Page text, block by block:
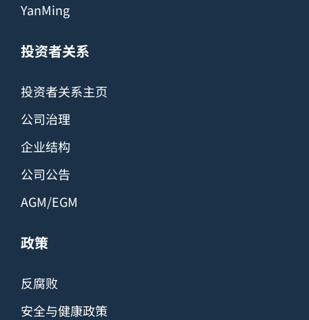
YanMing
投资者关系
投资者关系主页
公司治理
企业结构
公司公告
AGM/EGM
政策
反腐败
安全与健康政策